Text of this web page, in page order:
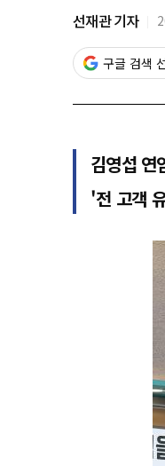
선재관 기자
구글 검색
김영섭 연
'전 고객